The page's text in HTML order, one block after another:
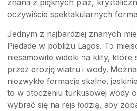
znana z pięknych plaż,
oczywiście spektakularnych
Jednym z najbardziej znanych
Piedade w pobliżu Lagos. To
niesamowite widoki na klify, które
przez erozję wiatru i wody.
niezwykłe formacje skalne,
to w otoczeniu turkusowej wody
wybrać się na rejs łodzią, aby